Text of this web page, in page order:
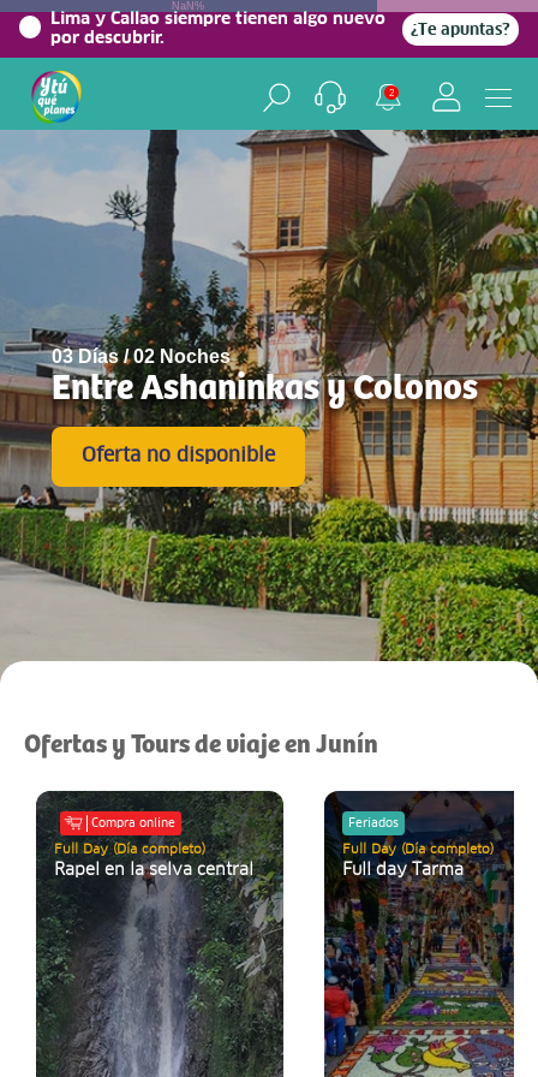
Lima y Callao siempre tienen algo nuevo
por descubrir.
¿Te apuntas?
2
NaN%
03 Días / 02 Noches
Entre Ashaninkas y Colonos
Oferta no disponible
Ofertas y Tours de viaje en Junín
Compra online
Full Day (Día completo)
Rapel en la selva central
Feriados
Full Day (Día completo)
Full day Tarma